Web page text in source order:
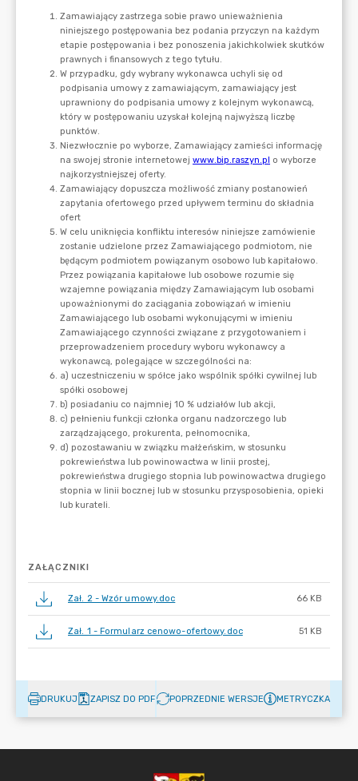
ZAŁĄCZNIKI
Zał. 2 - Wzór umowy.doc 66 KB
Zał. 1 - Formularz cenowo-ofertowy.doc 51 KB
DRUKUJ ZAPISZ DO PDF POPRZEDNIE WERSJE METRYCZKA